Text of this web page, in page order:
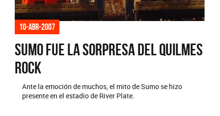
10-abr-2007
Sumo fue la sorpresa del Quilmes
Rock
Ante la emoción de muchos, el mito de Sumo se hizo
presente en el estadio de River Plate.